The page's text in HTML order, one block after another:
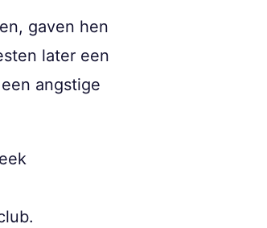
gaven hen
later een
angstige